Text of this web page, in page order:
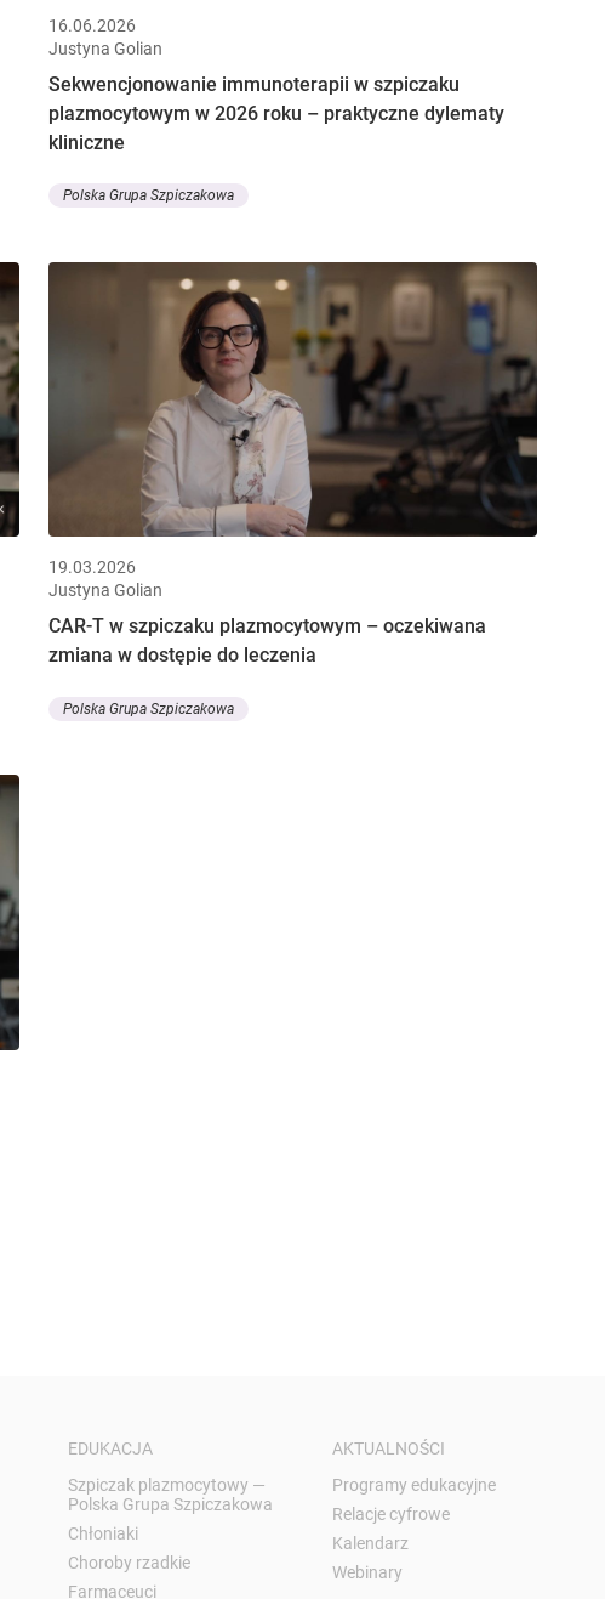
16.06.2026
Justyna Golian
Sekwencjonowanie immunoterapii w szpiczaku
plazmocytowym w 2026 roku – praktyczne dylematy
kliniczne
Polska Grupa Szpiczakowa
19.03.2026
Justyna Golian
CAR-T w szpiczaku plazmocytowym – oczekiwana
zmiana w dostępie do leczenia
Polska Grupa Szpiczakowa
EDUKACJA
Szpiczak plazmocytowy —
Polska Grupa Szpiczakowa
Chłoniaki
Choroby rzadkie
Farmaceuci
AKTUALNOŚCI
Programy edukacyjne
Relacje cyfrowe
Kalendarz
Webinary